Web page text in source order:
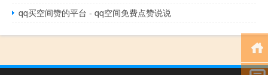
qq买空间赞的平台 - qq空间免费点赞说说